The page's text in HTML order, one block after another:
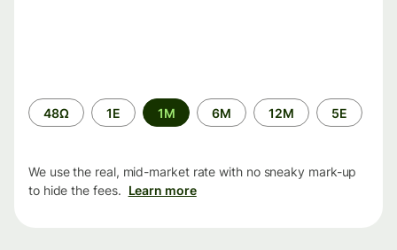
Time
period
48Ω 1Ε 1M 6M 12M 5Ε
We use the real, mid-market rate with no sneaky mark-up
to hide the fees. Learn more